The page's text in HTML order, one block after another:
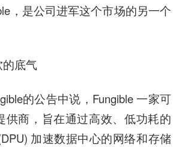
，是公司进军这个市场的另一个
底气
的公告中说，Fungible 一家可
供商，旨在通过高效、低功耗的
加速数据中心的网络和存储